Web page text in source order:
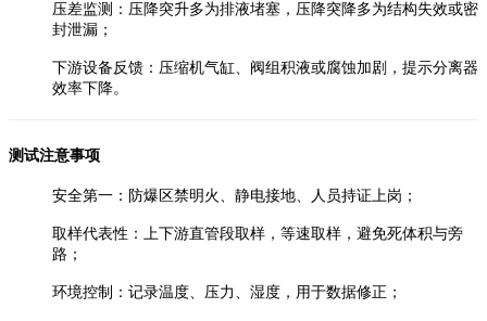
压差监测：压降突升多为排液堵塞，压降突降多为结构失效或密
封泄漏；
下游设备反馈：压缩机气缸、阀组积液或腐蚀加剧，提示分离器
效率下降。
测试注意事项
安全第一：防爆区禁明火、静电接地、人员持证上岗；
取样代表性：上下游直管段取样，等速取样，避免死体积与旁
路；
环境控制：记录温度、压力、湿度，用于数据修正；